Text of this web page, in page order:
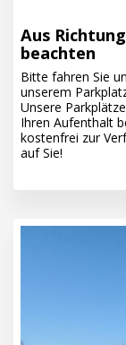
Aus
beachten
Bitte fahren Sie
unserem
Unsere
Ihren Aufenthalt
kostenfrei zur
auf Sie!